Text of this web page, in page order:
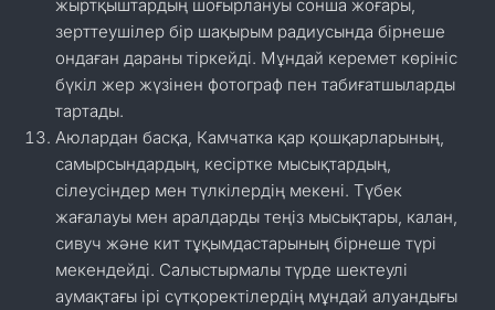
жыртқыштардың шоғырлануы сонша жоғары,
зерттеушілер бір шақырым радиусында бірнеше
ондаған дараны тіркейді. Мұндай керемет көрініс
бүкіл жер жүзінен фотограф пен табиғатшыларды
тартады.
Аюлардан басқа, Камчатка қар қошқарларының,
самырсындардың, кесіртке мысықтардың,
сілеусіндер мен түлкілердің мекені. Түбек
жағалауы мен аралдарды теңіз мысықтары, калан,
сивуч және кит тұқымдастарының бірнеше түрі
мекендейді. Салыстырмалы түрде шектеулі
аумақтағы ірі сүтқоректілердің мұндай алуандығы